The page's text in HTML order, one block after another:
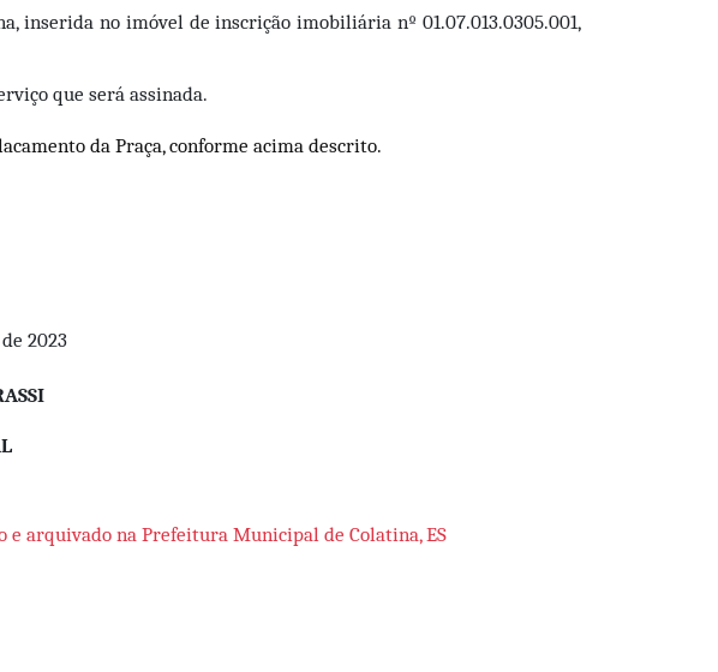
inserida no imóvel de inscrição imobiliária nº 01.07.013.0305.001,
que será assinada.
da Praça, conforme acima descrito.
2023
arquivado na Prefeitura Municipal de Colatina, ES